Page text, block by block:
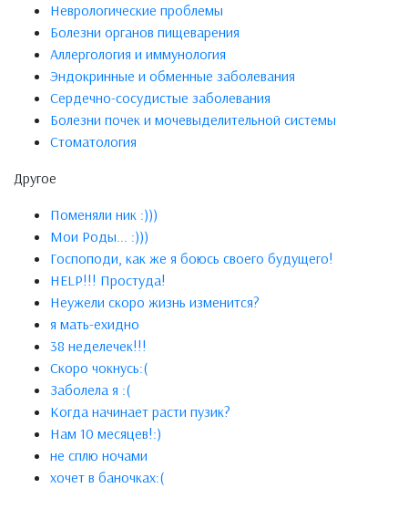
Неврологические проблемы
Болезни органов пищеварения
Аллергология и иммунология
Эндокринные и обменные заболевания
Сердечно-сосудистые заболевания
Болезни почек и мочевыделительной системы
Стоматология
Другое
Поменяли ник :)))
Мои Роды... :)))
Госпоподи, как же я боюсь своего будущего!
HELP!!! Простуда!
Неужели скоро жизнь изменится?
я мать-ехидно
38 неделечек!!!
Скоро чокнусь:(
Заболела я :(
Когда начинает расти пузик?
Нам 10 месяцев!:)
не сплю ночами
хочет в баночках:(